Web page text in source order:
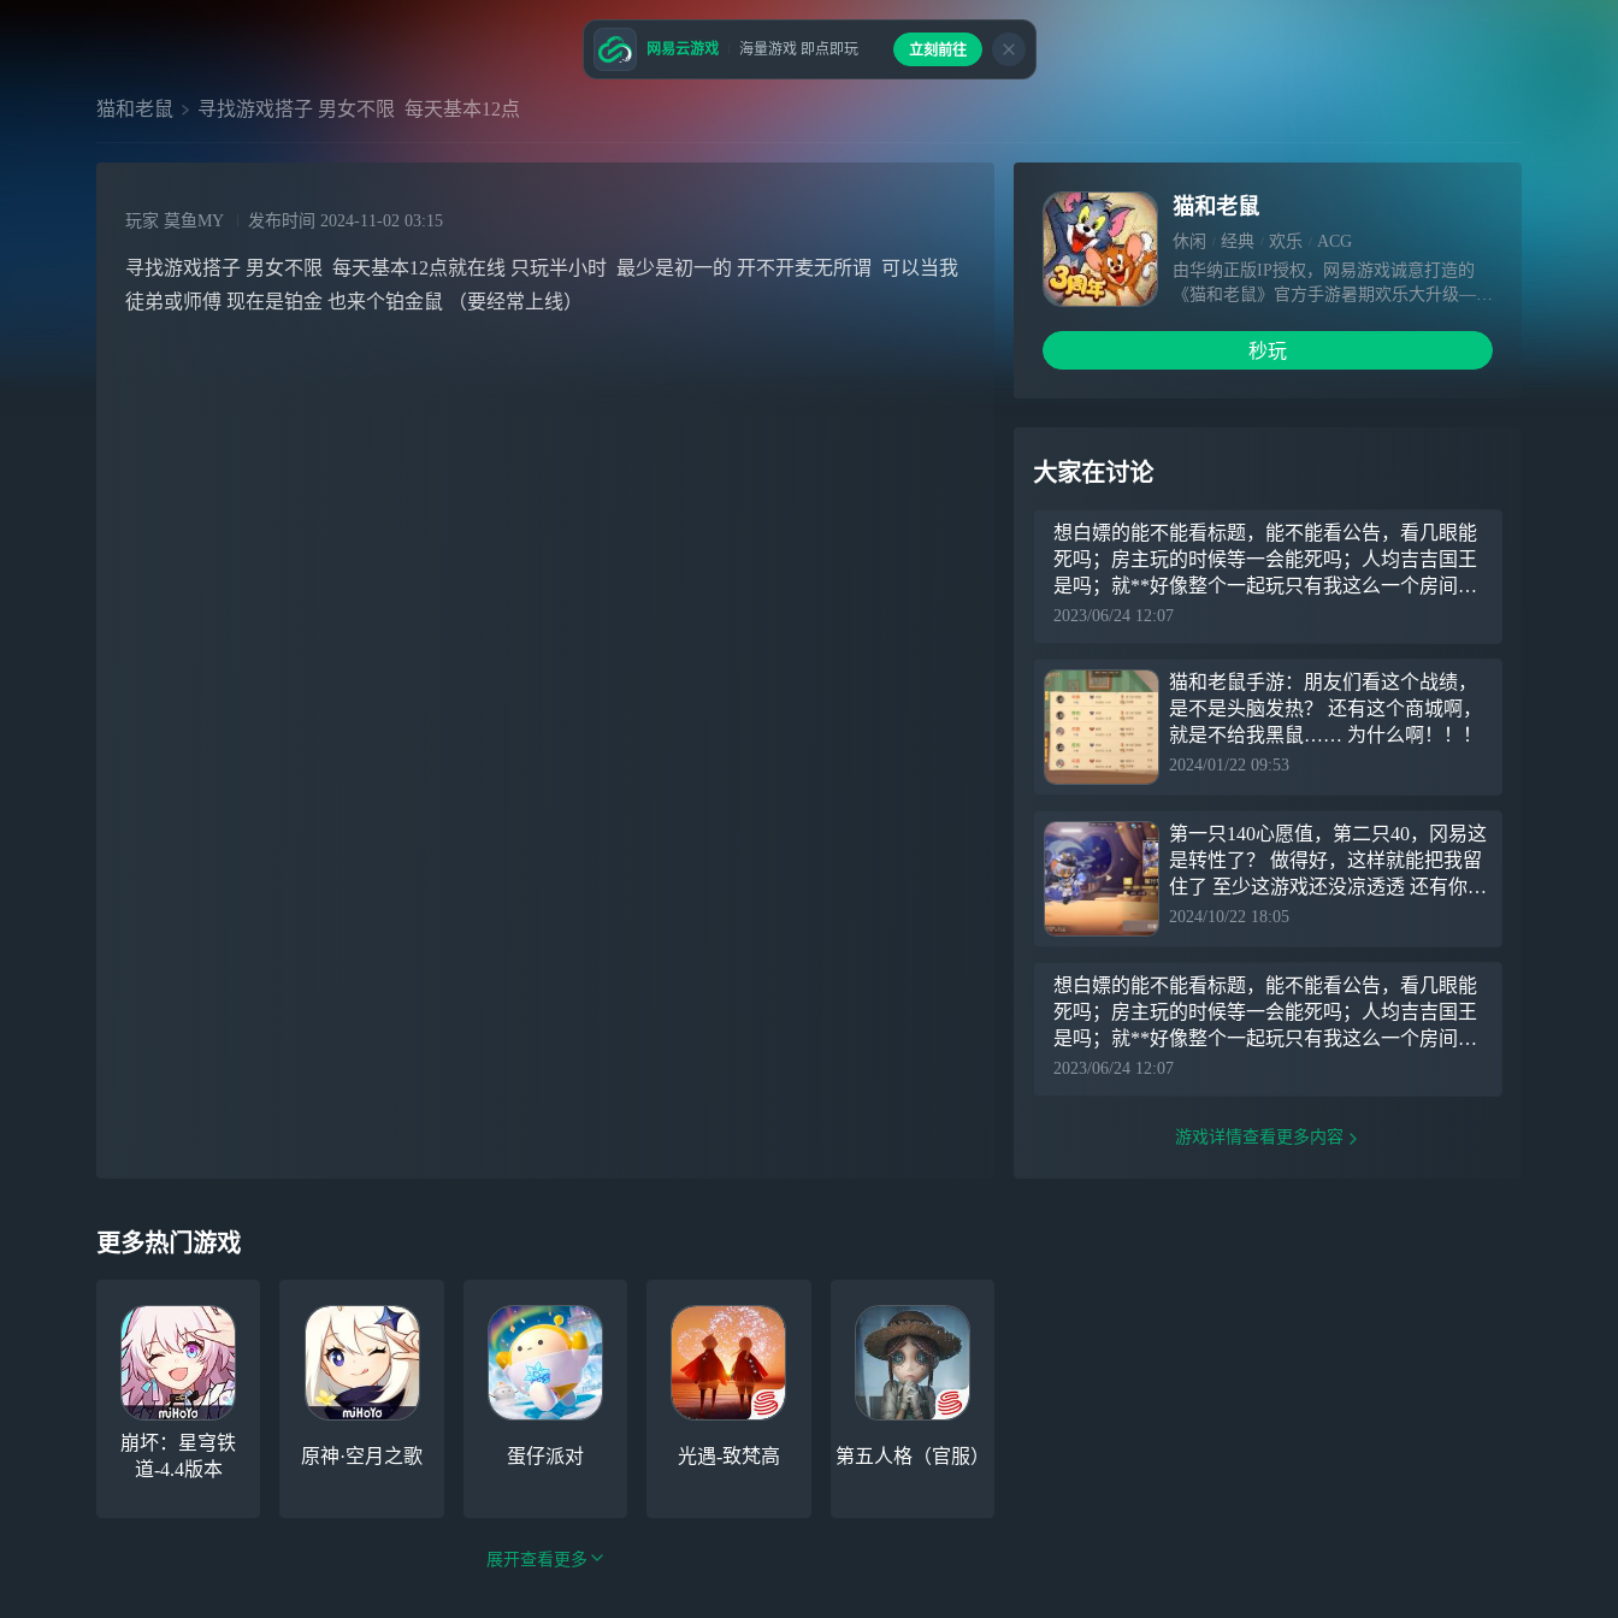
猫和老鼠 寻找游戏搭子 男女不限 每天基本12点
玩家 莫鱼MY 发布时间 2024-11-02 03:15
寻找游戏搭子 男女不限 每天基本12点就在线 只玩半小时 最少是初一的 开不开麦无所谓 可以当我
徒弟或师傅 现在是铂金 也来个铂金鼠 （要经常上线）
猫和老鼠
休闲 经典 欢乐
ACG
由华纳正版IP授权，网易游戏诚意打造的
《猫和老鼠》官方手游暑期欢乐大升级——
原经典的猫鼠大战，全新角色、精彩活动，
汤姆杰瑞陪你开心过夏天！趣味追逐无限可
秒玩
大家在讨论
想白嫖的能不能看标题，能不能看公告，看几眼能
死吗；房主玩的时候等一会能死吗；人均吉吉国王
是吗；就**好像整个一起玩只有我这么一个房间了
一样，这合理吗；说句话吱个声能死吗；起码的礼
2023/06/24 12:07
猫和老鼠手游：朋友们看这个战绩，
是不是头脑发热？ 还有这个商城啊，
就是不给我黑鼠…… 为什么啊！！！
2024/01/22 09:53
第一只140心愿值，第二只40，冈易这
是转性了？ 做得好，这样就能把我留
住了 至少这游戏还没凉透透 还有你那
皮肤盒子概率还是那么忒么的逆天 马
2024/10/22 18:05
想白嫖的能不能看标题，能不能看公告，看几眼能
死吗；房主玩的时候等一会能死吗；人均吉吉国王
是吗；就**好像整个一起玩只有我这么一个房间了
一样，这合理吗；说句话吱个声能死吗；起码的礼
2023/06/24 12:07
游戏详情查看更多内容
更多热门游戏
崩坏：星穹铁
道-4.4版本
原神·空月之歌 蛋仔派对 光遇-致梵高 第五人格（官服）
展开查看更多
网易云游戏 海量游戏 即点即玩 立刻前往